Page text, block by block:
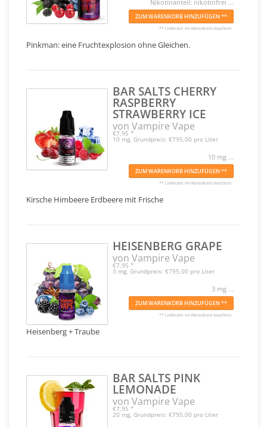
Nikotinanteil: nikotinfrei ...
ZUM WARENKORB HINZUFÜGEN **
** Lieferzeit im Warenkorb beachten
Pinkman: eine Fruchtexplosion ohne Gleichen.
BAR SALTS CHERRY
RASPBERRY
STRAWBERRY ICE
von Vampire Vape
€7,95 *
10 mg, Grundpreis: €795,00 pro Liter
10 mg ...
ZUM WARENKORB HINZUFÜGEN **
** Lieferzeit im Warenkorb beachten
Kirsche Himbeere Erdbeere mit Frische
HEISENBERG GRAPE
von Vampire Vape
€7,95 *
3 mg, Grundpreis: €795,00 pro Liter
3 mg ...
ZUM WARENKORB HINZUFÜGEN **
** Lieferzeit im Warenkorb beachten
Heisenberg + Traube
BAR SALTS PINK
LEMONADE
von Vampire Vape
€7,95 *
20 mg, Grundpreis: €795,00 pro Liter